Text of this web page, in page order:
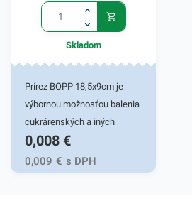
Skladom
Prírez BOPP 18,5x9cm je
výbornou možnosťou balenia
cukrárenských a iných
potravinových výrobkov.
Svoje praktické využitie
nájde v obchodoch, rôznych
0,008 €
0,009 € s DPH